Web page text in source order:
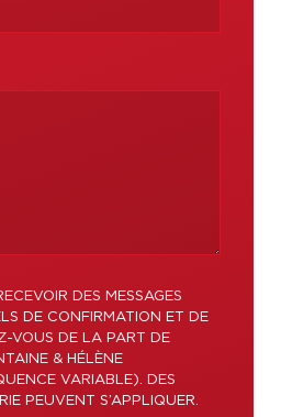
DES MESSAGES
DE CONFIRMATION ET DE
VOUS DE LA PART DE
& HÉLÈNE
VARIABLE). DES
PEUVENT S’APPLIQUER.